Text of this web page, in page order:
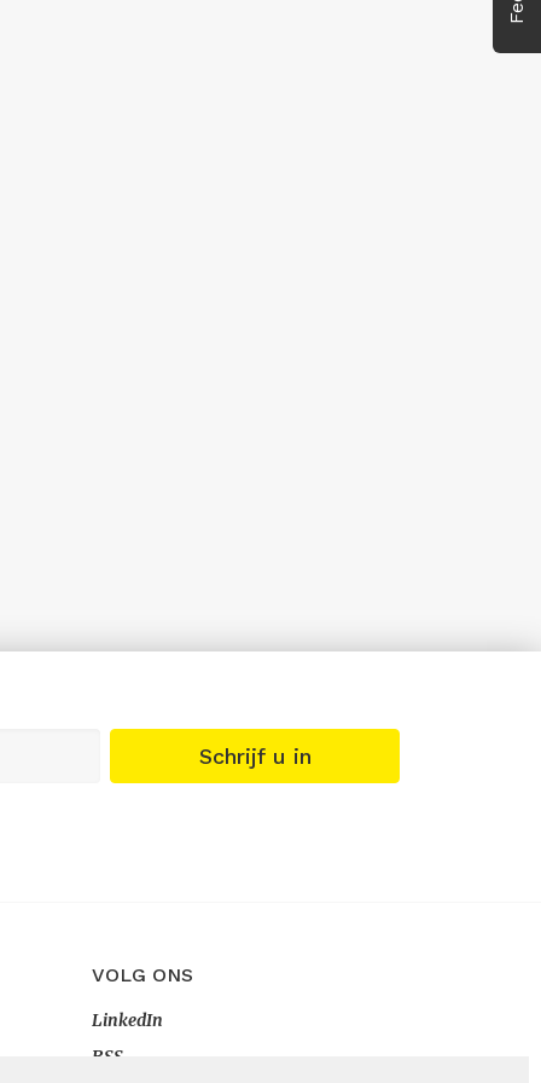
Schrijf u in
VOLG ONS
LinkedIn
RSS